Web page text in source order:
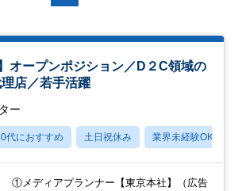
オープンポジション／D２C領域の
店／若手活躍
ー
代におすすめ 土日祝休み 業界未経験OK
①メディアプランナー【東京本社】（広告